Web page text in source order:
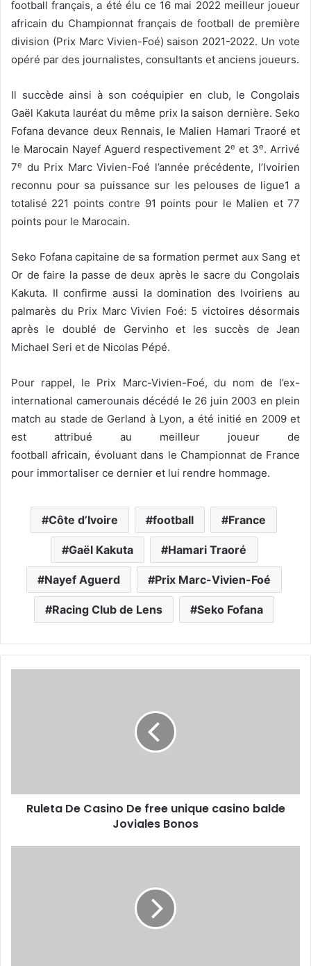
football français, a été élu ce 16 mai 2022 meilleur joueur
africain du Championnat français de football de première
division (Prix Marc Vivien-Foé) saison 2021-2022. Un vote
opéré par des journalistes, consultants et anciens joueurs.
Il succède ainsi à son coéquipier en club, le Congolais
Gaël Kakuta lauréat du même prix la saison dernière. Seko
Fofana devance deux Rennais, le Malien Hamari Traoré et
le Marocain Nayef Aguerd respectivement 2e et 3e. Arrivé
7e du Prix Marc Vivien-Foé l’année précédente, l’Ivoirien
reconnu pour sa puissance sur les pelouses de ligue1 a
totalisé 221 points contre 91 points pour le Malien et 77
points pour le Marocain.
Seko Fofana capitaine de sa formation permet aux Sang et
Or de faire la passe de deux après le sacre du Congolais
Kakuta. Il confirme aussi la domination des Ivoiriens au
palmarès du Prix Marc Vivien Foé: 5 victoires désormais
après le doublé de Gervinho et les succès de Jean
Michael Seri et de Nicolas Pépé.
Pour rappel, le Prix Marc-Vivien-Foé, du nom de l’ex-
international camerounais décédé le 26 juin 2003 en plein
match au stade de Gerland à Lyon, a été initié en 2009 et
est attribué au meilleur joueur de
football africain, évoluant dans le Championnat de France
pour immortaliser ce dernier et lui rendre hommage.
Côte d’Ivoire football France
Gaël Kakuta Hamari Traoré
Nayef Aguerd Prix Marc-Vivien-Foé
Racing Club de Lens Seko Fofana
Ruleta De Casino De free unique casino balde
Joviales Bonos